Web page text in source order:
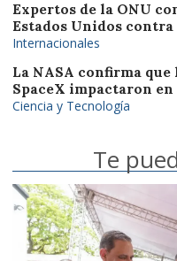
Expertos de la ONU
Estados Unidos contra
Internacionales
La NASA confirma
SpaceX impactaron en
Ciencia y Tecnología
Te